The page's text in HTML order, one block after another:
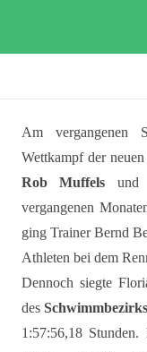
Am vergangenen
Wettkampf der
Rob Muffels
vergangenen
ging Trainer Bernd
Athleten bei dem
Dennoch siegte
des
1:57:56,18